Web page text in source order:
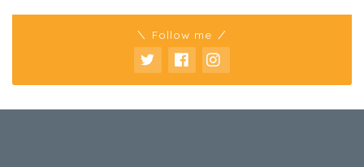
＼ Follow me ／